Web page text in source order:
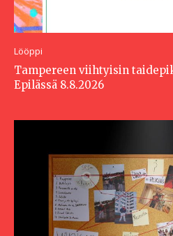
Lööppi
Tampereen viihtyisin
Epilässä 8.8.2026